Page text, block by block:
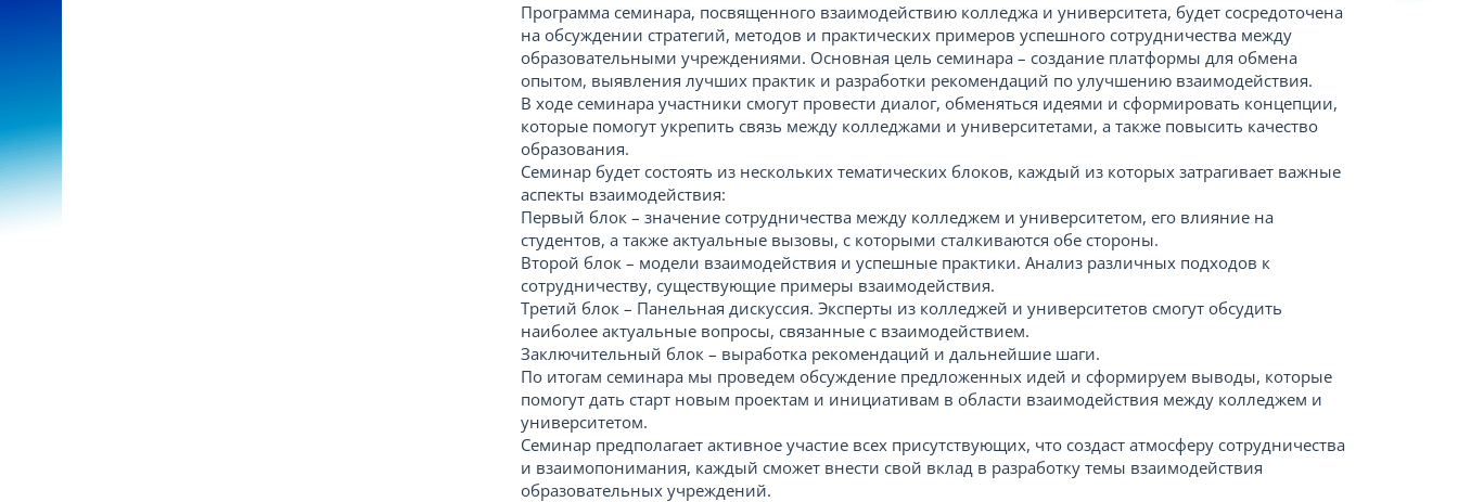
Программа семинара, посвященного взаимодействию колледжа и университета, будет сосредоточена
на обсуждении стратегий, методов и практических примеров успешного сотрудничества между
образовательными учреждениями. Основная цель семинара – создание платформы для обмена
опытом, выявления лучших практик и разработки рекомендаций по улучшению взаимодействия.
В ходе семинара участники смогут провести диалог, обменяться идеями и сформировать концепции,
которые помогут укрепить связь между колледжами и университетами, а также повысить качество
образования.
Семинар будет состоять из нескольких тематических блоков, каждый из которых затрагивает важные
аспекты взаимодействия:
Первый блок – значение сотрудничества между колледжем и университетом, его влияние на
студентов, а также актуальные вызовы, с которыми сталкиваются обе стороны.
Второй блок – модели взаимодействия и успешные практики. Анализ различных подходов к
сотрудничеству, существующие примеры взаимодействия.
Третий блок – Панельная дискуссия. Эксперты из колледжей и университетов смогут обсудить
наиболее актуальные вопросы, связанные с взаимодействием.
Заключительный блок – выработка рекомендаций и дальнейшие шаги.
По итогам семинара мы проведем обсуждение предложенных идей и сформируем выводы, которые
помогут дать старт новым проектам и инициативам в области взаимодействия между колледжем и
университетом.
Семинар предполагает активное участие всех присутствующих, что создаст атмосферу сотрудничества
и взаимопонимания, каждый сможет внести свой вклад в разработку темы взаимодействия
образовательных учреждений.